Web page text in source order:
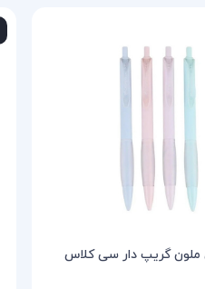
ملون گریپ دار سی کلاس